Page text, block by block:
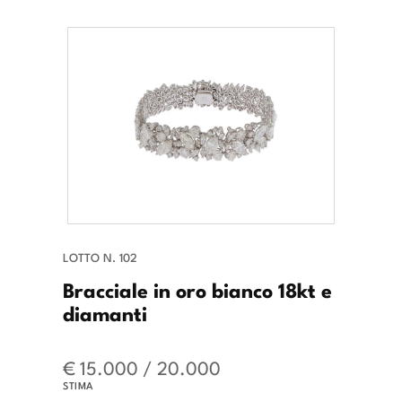
LOTTO N. 102
Bracciale in oro bianco 18kt e
diamanti
€ 15.000 / 20.000
STIMA